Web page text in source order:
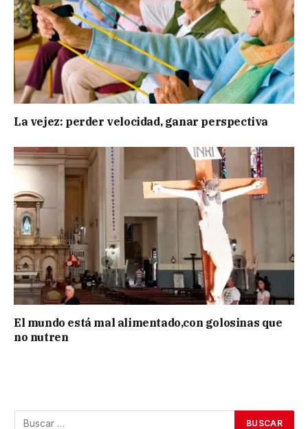
La vejez: perder velocidad, ganar perspectiva
El mundo está mal alimentado,con golosinas que
no nutren